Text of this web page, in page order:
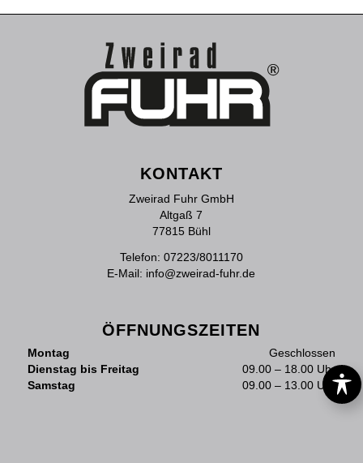
KONTAKT
Zweirad Fuhr GmbH
Altgaß 7
77815 Bühl
Telefon: 07223/8011170
E-Mail: info@zweirad-fuhr.de
ÖFFNUNGSZEITEN
Montag
Geschlossen
Dienstag bis Freitag
09.00 – 18.00 Uhr
Samstag
09.00 – 13.00 Uhr